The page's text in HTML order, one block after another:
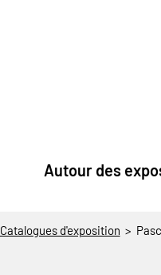
Autour des
Catalogues d'exposition